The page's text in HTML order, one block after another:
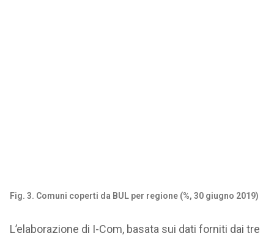
Fig. 3. Comuni coperti da BUL per regione (%, 30 giugno 2019)
L’elaborazione di I-Com, basata sui dati forniti dai tre